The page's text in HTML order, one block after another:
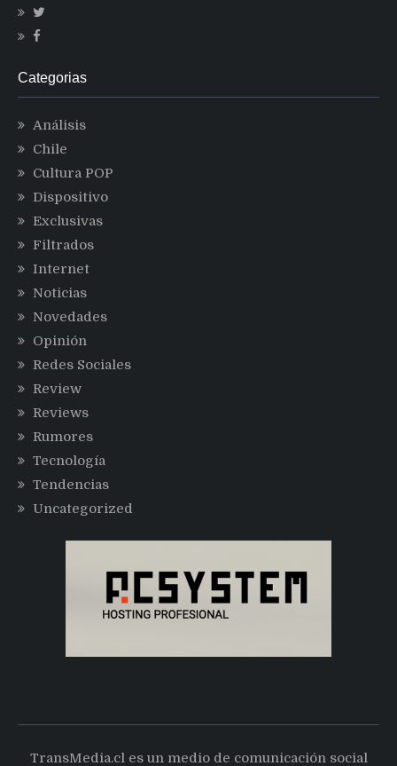
Categorias
Análisis
Chile
Cultura POP
Dispositivo
Exclusivas
Filtrados
Internet
Noticias
Novedades
Opinión
Redes Sociales
Review
Reviews
Rumores
Tecnología
Tendencias
Uncategorized
TransMedia.cl es un medio de comunicación social